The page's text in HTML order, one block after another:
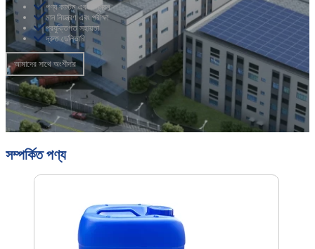
পণ্য কাস্টম এবং উন্নয়ন
মান নিয়ন্ত্রণ এবং পরীক্ষা
প্রযুক্তিগত সহায়তা
দ্রুত ডেলিভারি
আমাদের সাথে অংশীদার
সম্পর্কিত পণ্য